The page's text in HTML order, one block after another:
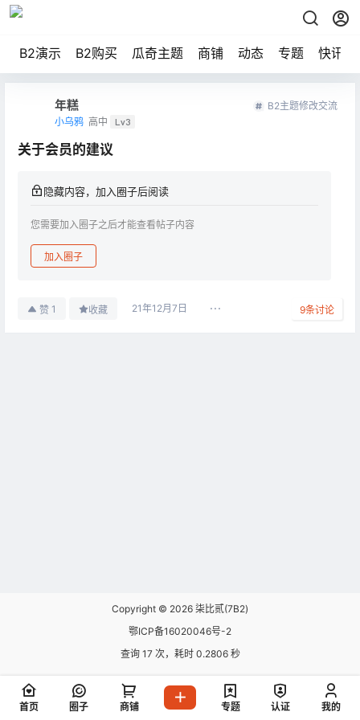
B2演示 B2购买 瓜奇主题 商铺 动态 专题 快讯
年糕
小乌鸦 高中 Lv3
B2主题修改交流
关于会员的建议
隐藏内容，加入圈子后阅读
您需要加入圈子之后才能查看帖子内容
加入圈子
赞 1 收藏 21年12月7日 9条讨论
Copyright © 2026 柒比贰(7B2)
鄂ICP备16020046号-2
查询 17 次，耗时 0.2806 秒
首页 圈子 商铺 专题 认证 我的